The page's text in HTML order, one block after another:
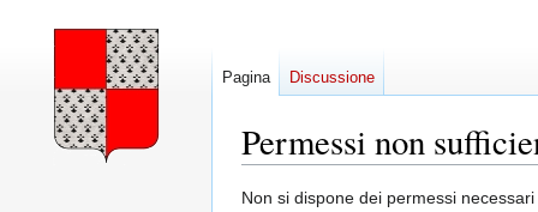
Permessi non
Vai
Vai
Non si dispone dei permessi
Pagina Discussione